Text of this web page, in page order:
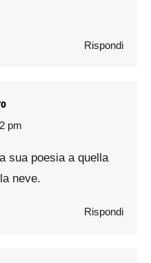
Rispondi
pm
sua poesia a quella
neve.
Rispondi